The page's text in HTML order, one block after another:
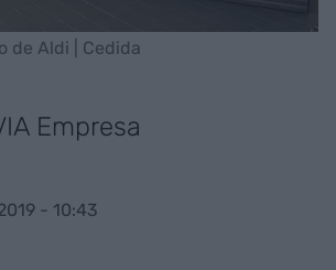
de Aldi | Cedida
Empresa
- 10:43